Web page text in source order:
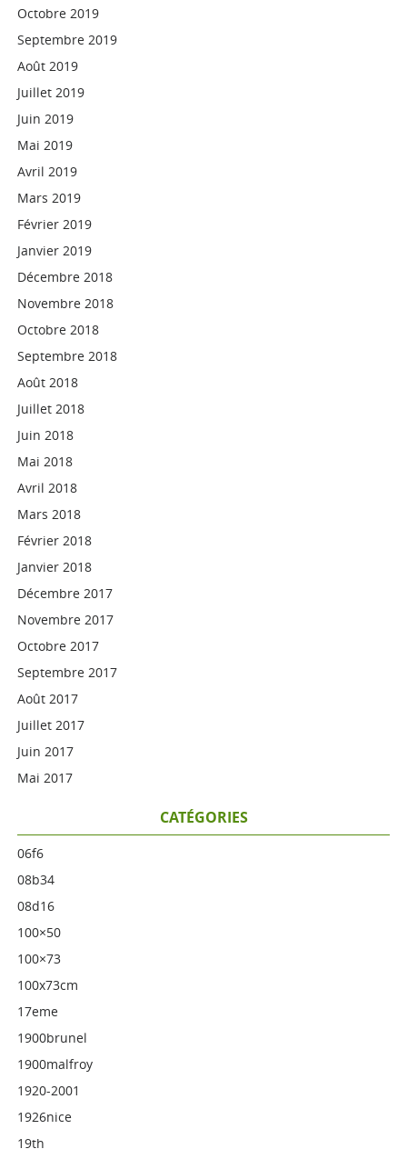
Octobre 2019
Septembre 2019
Août 2019
Juillet 2019
Juin 2019
Mai 2019
Avril 2019
Mars 2019
Février 2019
Janvier 2019
Décembre 2018
Novembre 2018
Octobre 2018
Septembre 2018
Août 2018
Juillet 2018
Juin 2018
Mai 2018
Avril 2018
Mars 2018
Février 2018
Janvier 2018
Décembre 2017
Novembre 2017
Octobre 2017
Septembre 2017
Août 2017
Juillet 2017
Juin 2017
Mai 2017
CATÉGORIES
06f6
08b34
08d16
100×50
100×73
100x73cm
17eme
1900brunel
1900malfroy
1920-2001
1926nice
19th